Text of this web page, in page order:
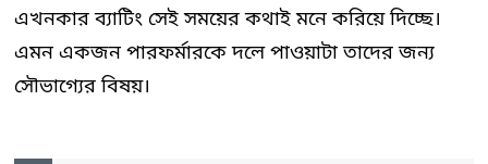
এখনকার ব্যাটিং সেই সময়ের কথাই মনে করিয়ে দিচ্ছে।
এমন একজন পারফর্মারকে দলে পাওয়াটা তাদের জন্য
সৌভাগ্যের বিষয়।